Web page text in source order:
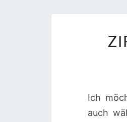
Ich
auch